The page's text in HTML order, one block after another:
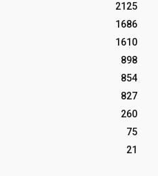
2125
1686
1610
898
854
827
260
75
21